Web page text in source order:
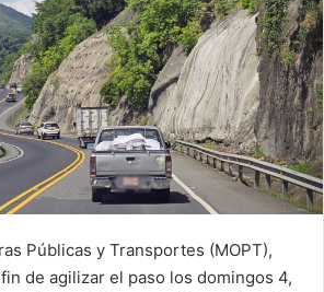
Públicas y Transportes (MOPT),
de agilizar el paso los domingos 4,